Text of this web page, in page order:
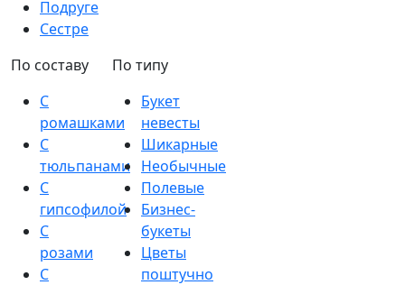
Подруге
Сестре
По составу
С
ромашками
С
тюльпанами
С
гипсофилой
С
розами
С
По типу
Букет
невесты
Шикарные
Необычные
Полевые
Бизнес-
букеты
Цветы
поштучно